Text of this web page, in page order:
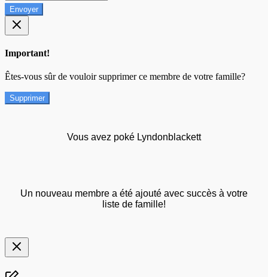
Envoyer
Important!
Êtes-vous sûr de vouloir supprimer ce membre de votre famille?
Supprimer
Vous avez poké Lyndonblackett
Un nouveau membre a été ajouté avec succès à votre
liste de famille!